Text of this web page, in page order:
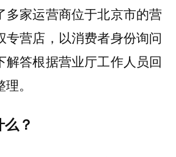
多家运营商位于北京市的营
专营店，以消费者身份询问
解答根据营业厅工作人员回
。
？